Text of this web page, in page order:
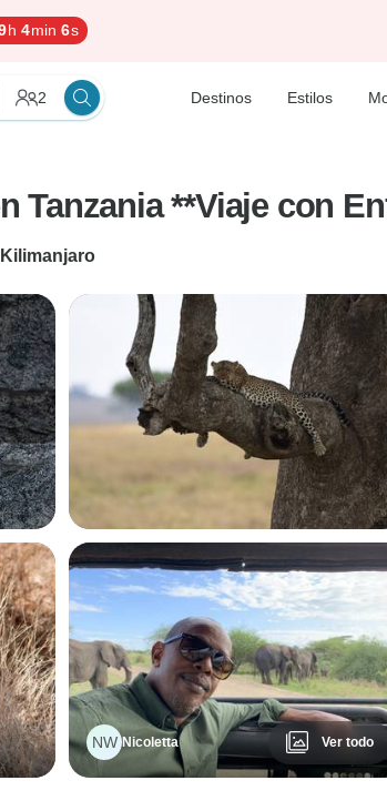
h 4min 5s
2 Destinos Estilos
Tanzania **Viaje con
Kilimanjaro
NW Nicoletta Ver todo